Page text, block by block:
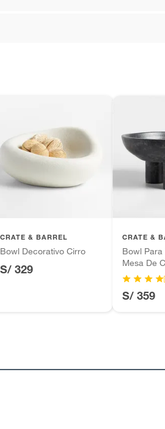
39 cm x 38 cm
decorativos
diferentes, otras con restricciones
productos para asfalto, hormigón,
productos para asfalto.
tecnología, línea blanca,
suplementos alimenticios, vitaminas.
CRATE & BARREL
Bowl Decorativo Cirro
S/ 329
CRATE &
Bowl Para
Mesa De
De 3 Patas
S/ 359